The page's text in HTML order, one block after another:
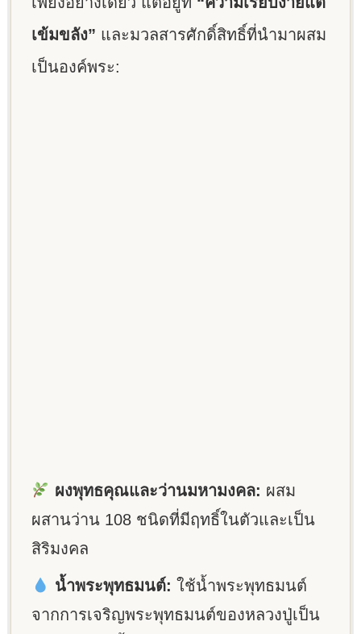
เข้มขลัง” และมวลสารศักดิ์สิทธิ์ที่นำมาผสม
เป็นองค์พระ:
ผงพุทธคุณและว่านมหามงคล: ผสม
ผสานว่าน 108 ชนิดที่มีฤทธิ์ในตัวและเป็น
สิริมงคล
น้ำพระพุทธมนต์: ใช้น้ำพระพุทธมนต์
จากการเจริญพระพุทธมนต์ของหลวงปู่เป็น